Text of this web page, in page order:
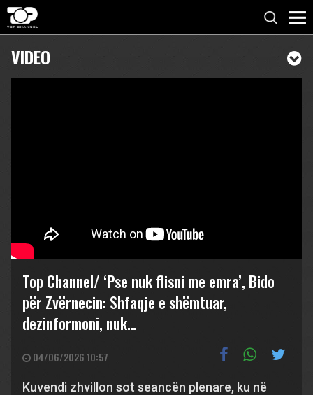
VIDEO
Top Channel/ ‘Pse nuk flisni me emra’, Bido
për Zvërnecin: Shfaqje e shëmtuar,
dezinformoni, nuk…
04/06/2026 10:57
Kuvendi zhvillon sot seancën plenare, ku në